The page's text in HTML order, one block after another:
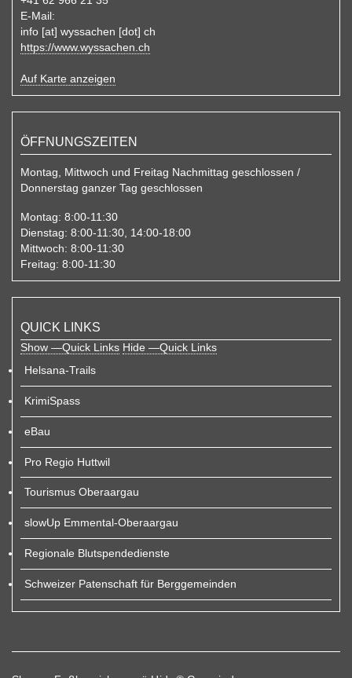
E-Mail:
info [at] wyssachen [dot] ch
https://www.wyssachen.ch
Auf Karte anzeigen
ÖFFNUNGSZEITEN
Montag, Mittwoch und Freitag Nachmittag geschlossen /
Donnerstag ganzer Tag geschlossen
Montag: 8:00-11:30
Dienstag: 8:00-11:30, 14:00-18:00
Mittwoch: 8:00-11:30
Freitag: 8:00-11:30
QUICK LINKS
Show —Quick Links Hide —Quick Links
Helsana-Trails
KrimiSpass
eBau
Pro Regio Huttwil
Tourismus Oberaargau
slowUp Emmental-Oberaargau
Regionale Blutspendedienste
Schweizer Patenschaft für Berggemeinden